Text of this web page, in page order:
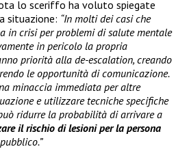
lo sceriffo ha voluto spiegate
situazione: “In molti dei casi che
in crisi per problemi di salute mentale
in pericolo la propria
priorità alla de-escalation, creando
le opportunità di comunicazione.
minaccia immediata per altre
e utilizzare tecniche specifiche
ridurre la probabilità di arrivare a
il rischio di lesioni per la persona